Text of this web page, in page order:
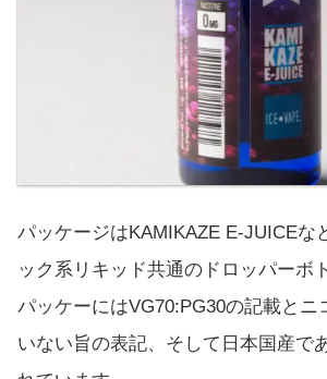
パッケージはKAMIKAZE E-JUICEな
ック系リキッド共通のドロッパーボ
パッケーにはVG70:PG30の記載とニ
いない旨の表記、そして日本国産で